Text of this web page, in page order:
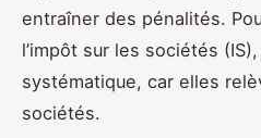
entraîner des pénalités.
l’impôt sur les sociétés
systématique, car elles
sociétés.